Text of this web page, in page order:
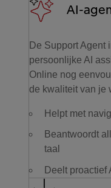
AI-
De Support Agent
persoonlijke AI
Online nog
de kwaliteit van je
Helpt met
Beantwoordt
taal
Deelt proactief